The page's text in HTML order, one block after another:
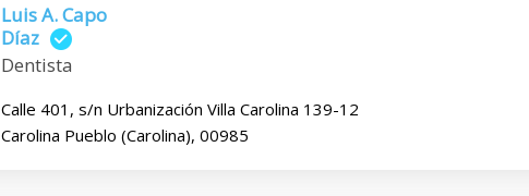
Luis A. Capo
Díaz
Dentista
Calle 401, s/n Urbanización Villa Carolina 139-12
Carolina Pueblo (Carolina), 00985